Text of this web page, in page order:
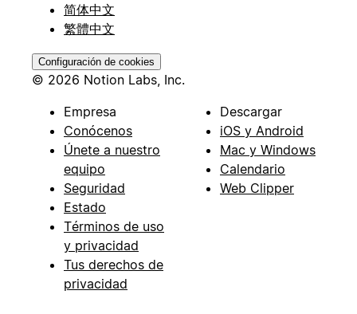
简体中文
繁體中文
Configuración de cookies
© 2026 Notion Labs, Inc.
Empresa
Conócenos
Únete a nuestro
equipo
Seguridad
Estado
Términos de uso
y privacidad
Tus derechos de
privacidad
Descargar
iOS y Android
Mac y Windows
Calendario
Web Clipper